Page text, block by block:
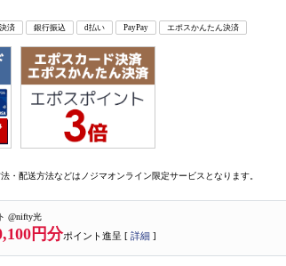
済 銀行振込 d払い PayPay エポスかんたん決済
・配送方法などはノジマオンライン限定サービスとなります。
@nifty光
円分ポイント進呈 [ 詳細 ]